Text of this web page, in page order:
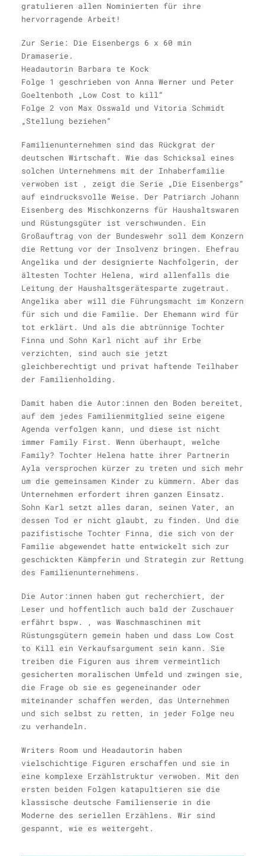
gratulieren allen Nominierten für ihre
hervorragende Arbeit!
Zur Serie: Die Eisenbergs 6 x 60 min
Dramaserie.
Headautorin Barbara te Kock
Folge 1 geschrieben von Anna Werner und Peter
Goeltenboth „Low Cost to kill“
Folge 2 von Max Osswald und Vitoria Schmidt
„Stellung beziehen“
Familienunternehmen sind das Rückgrat der
deutschen Wirtschaft. Wie das Schicksal eines
solchen Unternehmens mit der Inhaberfamilie
verwoben ist , zeigt die Serie „Die Eisenbergs“
auf eindrucksvolle Weise. Der Patriarch Johann
Eisenberg des Mischkonzerns für Haushaltswaren
und Rüstungsgüter ist verschwunden. Ein
Großauftrag von der Bundeswehr soll dem Konzern
die Rettung vor der Insolvenz bringen. Ehefrau
Angelika und der designierte Nachfolgerin, der
ältesten Tochter Helena, wird allenfalls die
Leitung der Haushaltsgerätesparte zugetraut.
Angelika aber will die Führungsmacht im Konzern
für sich und die Familie. Der Ehemann wird für
tot erklärt. Und als die abtrünnige Tochter
Finna und Sohn Karl nicht auf ihr Erbe
verzichten, sind auch sie jetzt
gleichberechtigt und privat haftende Teilhaber
der Familienholding.
Damit haben die Autor:innen den Boden bereitet,
auf dem jedes Familienmitglied seine eigene
Agenda verfolgen kann, und diese ist nicht
immer Family First. Wenn überhaupt, welche
Family? Tochter Helena hatte ihrer Partnerin
Ayla versprochen kürzer zu treten und sich mehr
um die gemeinsamen Kinder zu kümmern. Aber das
Unternehmen erfordert ihren ganzen Einsatz.
Sohn Karl setzt alles daran, seinen Vater, an
dessen Tod er nicht glaubt, zu finden. Und die
pazifistische Tochter Finna, die sich von der
Familie abgewendet hatte entwickelt sich zur
geschickten Kämpferin und Strategin zur Rettung
des Familienunternehmens.
Die Autor:innen haben gut recherchiert, der
Leser und hoffentlich auch bald der Zuschauer
erfährt bspw. , was Waschmaschinen mit
Rüstungsgütern gemein haben und dass Low Cost
to Kill ein Verkaufsargument sein kann. Sie
treiben die Figuren aus ihrem vermeintlich
gesicherten moralischen Umfeld und zwingen sie,
die Frage ob sie es gegeneinander oder
miteinander schaffen werden, das Unternehmen
und sich selbst zu retten, in jeder Folge neu
zu verhandeln.
Writers Room und Headautorin haben
vielschichtige Figuren erschaffen und sie in
eine komplexe Erzählstruktur verwoben. Mit den
ersten beiden Folgen katapultieren sie die
klassische deutsche Familienserie in die
Moderne des seriellen Erzählens. Wir sind
gespannt, wie es weitergeht.